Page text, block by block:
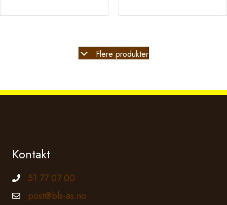
kr 278,00
Flere produkter
Kontakt
Telefonnummer
51 77 07 00
Epostadresse
post@bls-as.no